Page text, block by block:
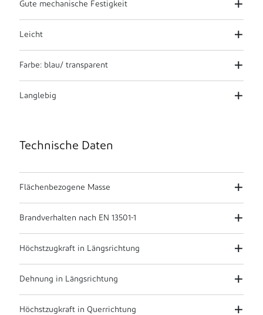
Gute mechanische Festigkeit
Leicht
Farbe: blau/ transparent
Langlebig
Technische Daten
Flächenbezogene Masse
Brandverhalten nach EN 13501-1
Höchstzugkraft in Längsrichtung
Dehnung in Längsrichtung
Höchstzugkraft in Querrichtung